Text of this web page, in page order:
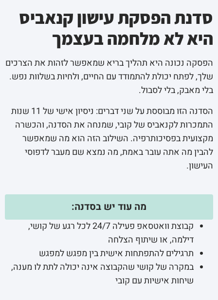
סדנת הפסקת עישון קנאביס
היא לא מלחמה בעצמך
הפסקה נכונה היא תהליך בריא שמאפשר לזהות את הצרכים
שלך, לפתח יכולת להתמודד עם החיים, ולחיות בשלוות נפש.
בלי מאבק, בלי לסבול.
הסדנה הזו מבוססת על שני דברים: ניסיון אישי של 11 שנות
התמכרות לקנאביס של קובי, שמנחה את הסדנה, והכשרה
מקצועית בפסיכותרפיה. השילוב הזה הוא מה שמאפשר
להבין מה אתה עובר באמת, מה נמצא שם מעבר לדפוסי
העישון.
מה עוד יש בסדנה:
קבוצת וואטסאפ פעילה 24/7 לכל רגע של קושי,
דילמה, או שיתוף הצלחה
תרגילים להתפתחות אישית בין מפגש למפגש
במקרה של קושי שהקבוצה אינה יכולה לתת לו מענה,
שיחות אישיות עם קובי